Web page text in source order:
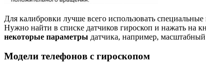
Для калибровки лучше всего использовать
Нужно найти в списке датчиков гироскоп и нажать на
некоторые параметры датчика, например,
Модели телефонов с гироскопом